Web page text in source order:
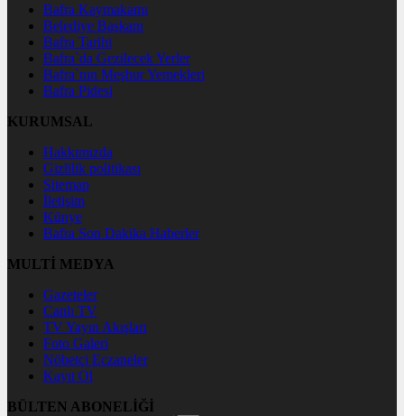
Bafra Kaymakamı
Belediye Başkanı
Bafra Tarihi
Bafra`da Gezilecek Yerler
Bafra`nın Meşhur Yemekleri
Bafra Pidesi
KURUMSAL
Hakkımızda
Gizlilik politikası
Sitemap
İletişim
Künye
Bafra Son Dakika Haberler
MULTİ MEDYA
Gazeteler
Canlı TV
TV Yayın Akışları
Foto Galeri
Nöbetçi Eczaneler
Kayıt Ol
BÜLTEN ABONELİĞİ